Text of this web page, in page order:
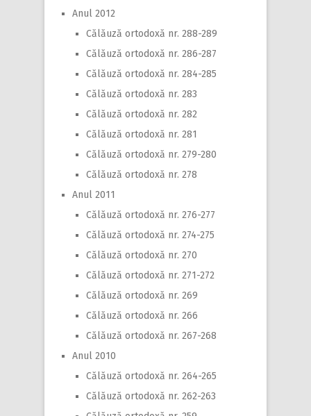
Anul 2012
Călăuză ortodoxă nr. 288-289
Călăuză ortodoxă nr. 286-287
Călăuză ortodoxă nr. 284-285
Călăuză ortodoxă nr. 283
Călăuză ortodoxă nr. 282
Călăuză ortodoxă nr. 281
Călăuză ortodoxă nr. 279-280
Călăuză ortodoxă nr. 278
Anul 2011
Călăuză ortodoxă nr. 276-277
Călăuză ortodoxă nr. 274-275
Călăuză ortodoxă nr. 270
Călăuză ortodoxă nr. 271-272
Călăuză ortodoxă nr. 269
Călăuză ortodoxă nr. 266
Călăuză ortodoxă nr. 267-268
Anul 2010
Călăuză ortodoxă nr. 264-265
Călăuză ortodoxă nr. 262-263